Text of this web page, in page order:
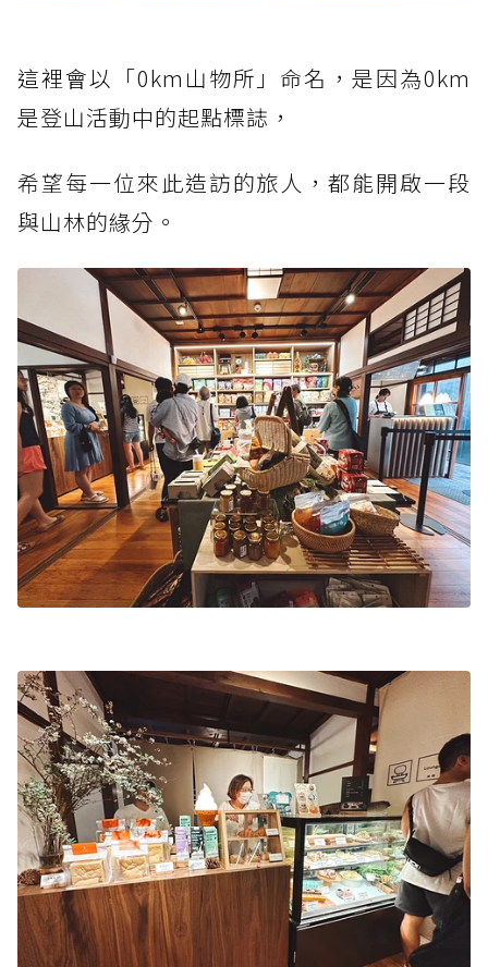
這裡會以 「0km山物所」命名，是因為0km
是登山活動中的起點標誌，
希望每一位來此造訪的旅人，都能開啟一段
與山林的緣分。